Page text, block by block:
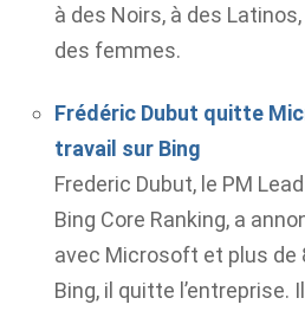
à des Noirs, à des
des femmes.
Frédéric Dubut quitte
travail sur Bing
Frederic Dubut, le PM
Bing Core Ranking, a
avec Microsoft et plus de
Bing, il quitte l’entreprise.